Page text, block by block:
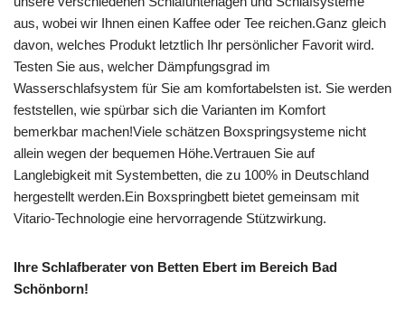
aus, wobei wir Ihnen einen Kaffee oder Tee reichen.Ganz gleich
davon, welches Produkt letztlich Ihr persönlicher Favorit wird.
Testen Sie aus, welcher Dämpfungsgrad im
Wasserschlafsystem für Sie am komfortabelsten ist. Sie werden
feststellen, wie spürbar sich die Varianten im Komfort
bemerkbar machen!Viele schätzen Boxspringsysteme nicht
allein wegen der bequemen Höhe.Vertrauen Sie auf
Langlebigkeit mit Systembetten, die zu 100% in Deutschland
hergestellt werden.Ein Boxspringbett bietet gemeinsam mit
Vitario-Technologie eine hervorragende Stützwirkung.
Ihre Schlafberater von Betten Ebert im Bereich Bad
Schönborn!